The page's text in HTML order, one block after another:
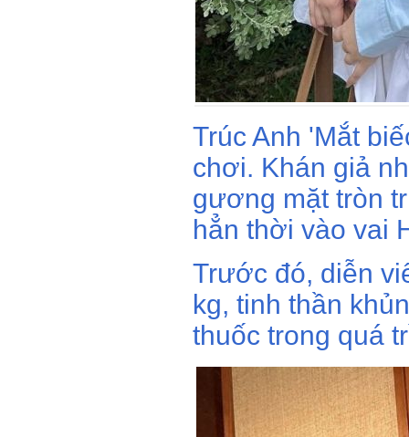
Trúc Anh 'Mắt
chơi. Khán giả
gương mặt tròn
hẳn thời vào vai
Trước đó, diễn
kg, tinh thần
thuốc trong quá